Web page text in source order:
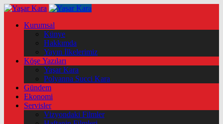
Kurumsal
Künye
Hakkımda
Yayın İlkelerimiz
Köşe Yazıları
Yaşar Kara
Polyanna Succi Kara
Gündem
Ekonomi
Servisler
Vizyondaki Filmler